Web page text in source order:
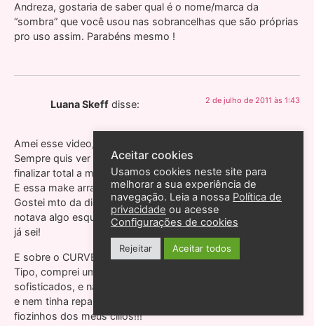
Andreza, gostaria de saber qual é o nome/marca da
“sombra” que você usou nas sobrancelhas que são próprias
pro uso assim. Parabéns mesmo !
Luana Skeff disse: 2 de julho de 2011 às 1:43
Amei esse video, Andreza!!!
Sempre quis ver vc fazer a pele desde o comecinho até
finalizar total a maquiagem!
E essa make arrasou sem sombra de dúvidas!!
Gostei mto da dica do lapis marrom abaixo do bege, pq
notava algo esquisito qnd usava e não sabia oq era. Agora
já sei!
E sobre o CURVEX, É VERDADE, VIU!!!
Tipo, comprei um bem baratinho msm, dos menos
sofisticados, e não troquei a borrachinha q tava já velhinha
e nem tinha reparado, e realmente andou cortando uns
fiozinhos dos meus cílios!!!
Aceitar cookies
Usamos cookies neste site para
melhorar a sua experiência de
navegação. Leia a nossa Política de
privacidade ou acesse
Configurações de cookies
Rejeitar Aceitar todos